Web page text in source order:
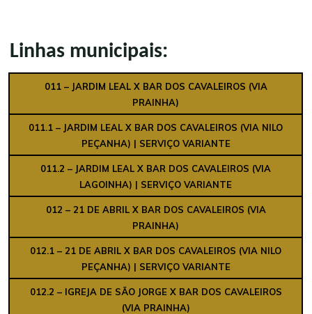
Linhas municipais:
011 – JARDIM LEAL X BAR DOS CAVALEIROS (VIA
PRAINHA)
011.1 – JARDIM LEAL X BAR DOS CAVALEIROS (VIA NILO
PEÇANHA) | SERVIÇO VARIANTE
011.2 – JARDIM LEAL X BAR DOS CAVALEIROS (VIA
LAGOINHA) | SERVIÇO VARIANTE
012 – 21 DE ABRIL X BAR DOS CAVALEIROS (VIA
PRAINHA)
012.1 – 21 DE ABRIL X BAR DOS CAVALEIROS (VIA NILO
PEÇANHA) | SERVIÇO VARIANTE
012.2 – IGREJA DE SÃO JORGE X BAR DOS CAVALEIROS
(VIA PRAINHA)